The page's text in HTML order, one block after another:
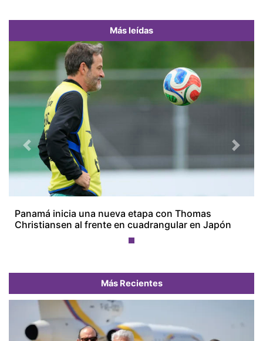
Más leídas
Panamá inicia una nueva etapa con Thomas
Christiansen al frente en cuadrangular en Japón
Previous Next
Más Recientes